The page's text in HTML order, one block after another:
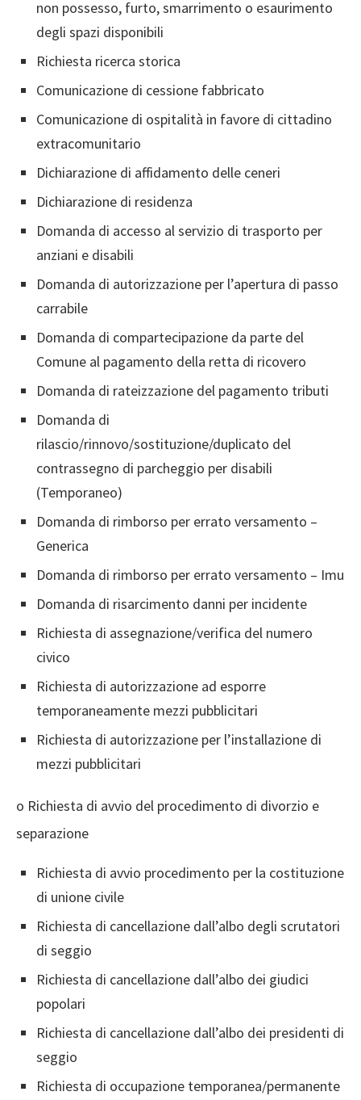
non possesso, furto, smarrimento o esaurimento
degli spazi disponibili
Richiesta ricerca storica
Comunicazione di cessione fabbricato
Comunicazione di ospitalità in favore di cittadino
extracomunitario
Dichiarazione di affidamento delle ceneri
Dichiarazione di residenza
Domanda di accesso al servizio di trasporto per
anziani e disabili
Domanda di autorizzazione per l’apertura di passo
carrabile
Domanda di compartecipazione da parte del
Comune al pagamento della retta di ricovero
Domanda di rateizzazione del pagamento tributi
Domanda di
rilascio/rinnovo/sostituzione/duplicato del
contrassegno di parcheggio per disabili
(Temporaneo)
Domanda di rimborso per errato versamento –
Generica
Domanda di rimborso per errato versamento – Imu
Domanda di risarcimento danni per incidente
Richiesta di assegnazione/verifica del numero
civico
Richiesta di autorizzazione ad esporre
temporaneamente mezzi pubblicitari
Richiesta di autorizzazione per l’installazione di
mezzi pubblicitari
o Richiesta di avvio del procedimento di divorzio e
separazione
Richiesta di avvio procedimento per la costituzione
di unione civile
Richiesta di cancellazione dall’albo degli scrutatori
di seggio
Richiesta di cancellazione dall’albo dei giudici
popolari
Richiesta di cancellazione dall’albo dei presidenti di
seggio
Richiesta di occupazione temporanea/permanente